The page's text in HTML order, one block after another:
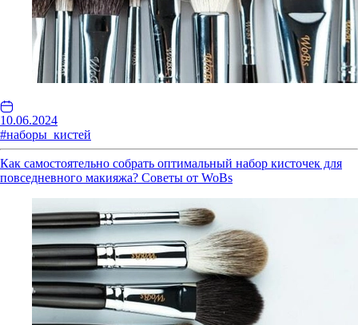
10.06.2024
#наборы_кистей
Как самостоятельно собрать оптимальный набор кисточек для
повседневного макияжа? Советы от WoBs